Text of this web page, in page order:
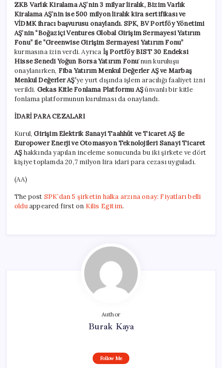
ZKB Varlık Kiralama AŞ’nin 3 milyar liralık, Bizim Varlık
Kiralama AŞ’nin ise 500 milyon liralık kira sertifikası ve
VİDMK ihracı başvurusu onaylandı. SPK, BV Portföy Yönetimi
AŞ’nin“Boğaziçi Ventures Global Girişim Sermayesi Yatırım
Fonu” ile “Greenwise Girişim Sermayesi Yatırım Fonu”
kurmasına izin verdi. Ayrıca İş Portföy BIST 30 Endeksi
Hisse Senedi Yoğun Borsa Yatırım Fonu‘nun kuruluşu
onaylanırken, Fiba Yatırım Menkul Değerler AŞ ve Marbaş
Menkul Değerler AŞ’ye yurt dışında işlem aracılığı faaliyet izni
verildi. Gekas Kitle Fonlama Platformu AŞünvanlı bir kitle
fonlama platformunun kurulması da onaylandı.
İDARİ PARA CEZALARI
Kurul,Girişim Elektrik Sanayi Taahhüt ve Ticaret AŞ ile
Europower Enerji ve Otomasyon Teknolojileri Sanayi Ticaret
AŞhakkında yapılan inceleme sonucunda bu iki şirkete ve dört
kişiye toplamda 20,7 milyon lira idari para cezası uyguladı.
(AA)
The post SPK’dan 5 şirketin halka arzına onay: Fiyatları belli
olduappeared first on Kilis Egitim.
Author
Burak Kaya
Follow Me